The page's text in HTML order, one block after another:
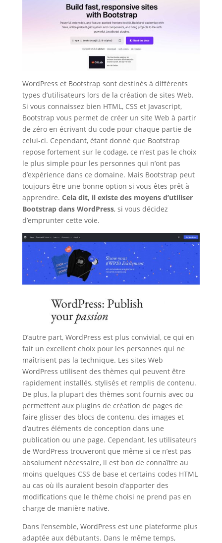
WordPress et Bootstrap sont destinés à différents
types d’utilisateurs lors de la création de sites Web.
Si vous connaissez bien HTML, CSS et Javascript,
Bootstrap vous permet de créer un site Web à partir
de zéro en écrivant du code pour chaque partie de
celui-ci. Cependant, étant donné que Bootstrap
repose fortement sur le codage, ce n’est pas le choix
le plus simple pour les personnes qui n’ont pas
d’expérience dans ce domaine. Mais Bootstrap peut
toujours être une bonne option si vous êtes prêt à
apprendre. Cela dit, il existe des moyens d’utiliser
Bootstrap dans WordPress, si vous décidez
d’emprunter cette voie.
D’autre part, WordPress est plus convivial, ce qui en
fait un excellent choix pour les personnes qui ne
maîtrisent pas la technique. Les sites Web
WordPress utilisent des thèmes qui peuvent être
rapidement installés, stylisés et remplis de contenu.
De plus, la plupart des thèmes sont fournis avec ou
permettent aux plugins de création de pages de
faire glisser des blocs de contenu, des images et
d’autres éléments de conception dans une
publication ou une page. Cependant, les utilisateurs
de WordPress trouveront que même si ce n’est pas
absolument nécessaire, il est bon de connaître au
moins quelques CSS de base et certains codes HTML
au cas où ils auraient besoin d’apporter des
modifications que le thème choisi ne prend pas en
charge de manière native.
Dans l’ensemble, WordPress est une plateforme plus
adaptée aux débutants. Dans le même temps,